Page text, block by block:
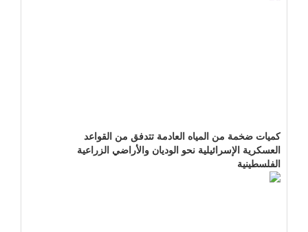
كميات ضخمة من المياه العادمة تتدفق من القواعد
العسكرية الإسرائيلية نحو الوديان والأراضي الزراعية
الفلسطينية